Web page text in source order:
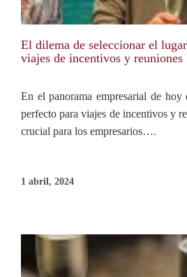
El dilema de seleccionar el
viajes de incentivos y reuniones
En el panorama empresarial de
perfecto para viajes de incentivos y
crucial para los empresarios….
1 abril, 2024